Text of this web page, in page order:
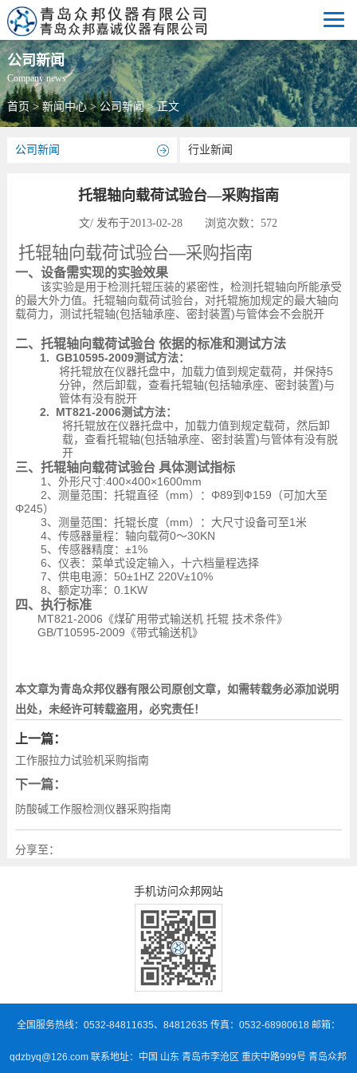
公司新闻
Company news
首页>新闻中心>公司新闻> 正文
公司新闻 行业新闻
托辊轴向载荷试验台—采购指南
文/ 发布于2013-02-28 浏览次数：572
托辊轴向载荷试验台—采购指南
一、设备需实现的实验效果
该实验是用于检测托辊压装的紧密性，检测托辊轴向所能承受
的最大外力值。托辊轴向载荷试验台，对托辊施加规定的最大轴向
载荷力，测试托辊轴(包括轴承座、密封装置)与管体会不会脱开
二、托辊轴向载荷试验台 依据的标准和测试方法
1. GB10595-2009测试方法：
将托辊放在仪器托盘中，加载力值到规定载荷，并保持5
分钟，然后卸载，查看托辊轴(包括轴承座、密封装置)与
管体有没有脱开
2.
MT821-2006测试方法：
将托辊放在仪器托盘中，加载力值到规定载荷，然后卸
载，查看托辊轴(包括轴承座、密封装置)与管体有没有脱
开
三、托辊轴向载荷试验台 具体测试指标
1 、外形尺寸:400×400×1600mm
2、测量范围：托辊直径（mm）：Φ89到Ф159 （可加大至
Φ245）
3、测量范围：托辊长度（mm）：大尺寸设备可至1米
4、传感器量程：轴向载荷0～30KN
5、传感器精度：±1%
6、仪表：菜单式设定输入，十六档量程选择
7、供电电源： 50±1HZ 220V±10%
8、额定功率： 0.1KW
四、执行标准
MT821-2006 《煤矿用带式输送机 托辊 技术条件》
GB/T10595-2009 《带式输送机》
本文章为青岛众邦仪器有限公司原创文章，如需转载务必添加说明
出处，未经许可转载盗用，必究责任！
上一篇：
工作服拉力试验机采购指南
下一篇：
防酸碱工作服检测仪器采购指南
分享至：
手机访问众邦网站
全国服务热线：0532-84811635、84812635 传真：0532-68980618 邮箱：
qdzbyq@126.com 联系地址：中国 山东 青岛市李沧区 重庆中路999号 青岛众邦